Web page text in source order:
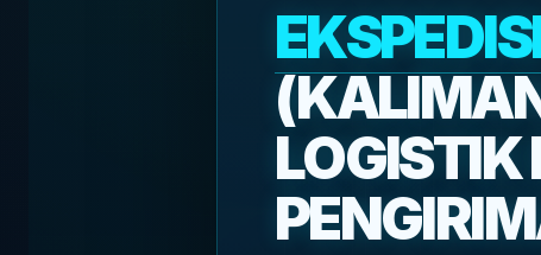
LOGISTIK